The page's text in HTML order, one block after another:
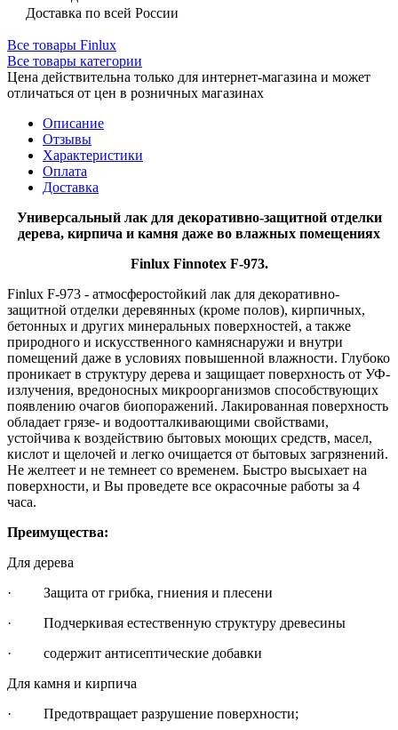
Доставка по всей России
Все товары Finlux
Все товары категории
Цена действительна только для интернет-магазина и может
отличаться от цен в розничных магазинах
Описание
Отзывы
Характеристики
Оплата
Доставка
Универсальный лак для декоративно-защитной отделки
дерева, кирпича и камня даже во влажных помещениях
Finlux Finnotex F-973.
Finlux F-973 - атмосферостойкий лак для декоративно-
защитной отделки деревянных (кроме полов), кирпичных,
бетонных и других минеральных поверхностей, а также
природного и искусственного камняснаружи и внутри
помещений даже в условиях повышенной влажности. Глубоко
проникает в структуру дерева и защищает поверхность от УФ-
излучения, вредоносных микроорганизмов способствующих
появлению очагов биопоражений. Лакированная поверхность
обладает грязе- и водоотталкивающими свойствами,
устойчива к воздействию бытовых моющих средств, масел,
кислот и щелочей и легко очищается от бытовых загрязнений.
Не желтеет и не темнеет со временем. Быстро высыхает на
поверхности, и Вы проведете все окрасочные работы за 4
часа.
Преимущества:
Для дерева
· Защита от грибка, гниения и плесени
· Подчеркивая естественную структуру древесины
· содержит антисептические добавки
Для камня и кирпича
· Предотвращает разрушение поверхности;